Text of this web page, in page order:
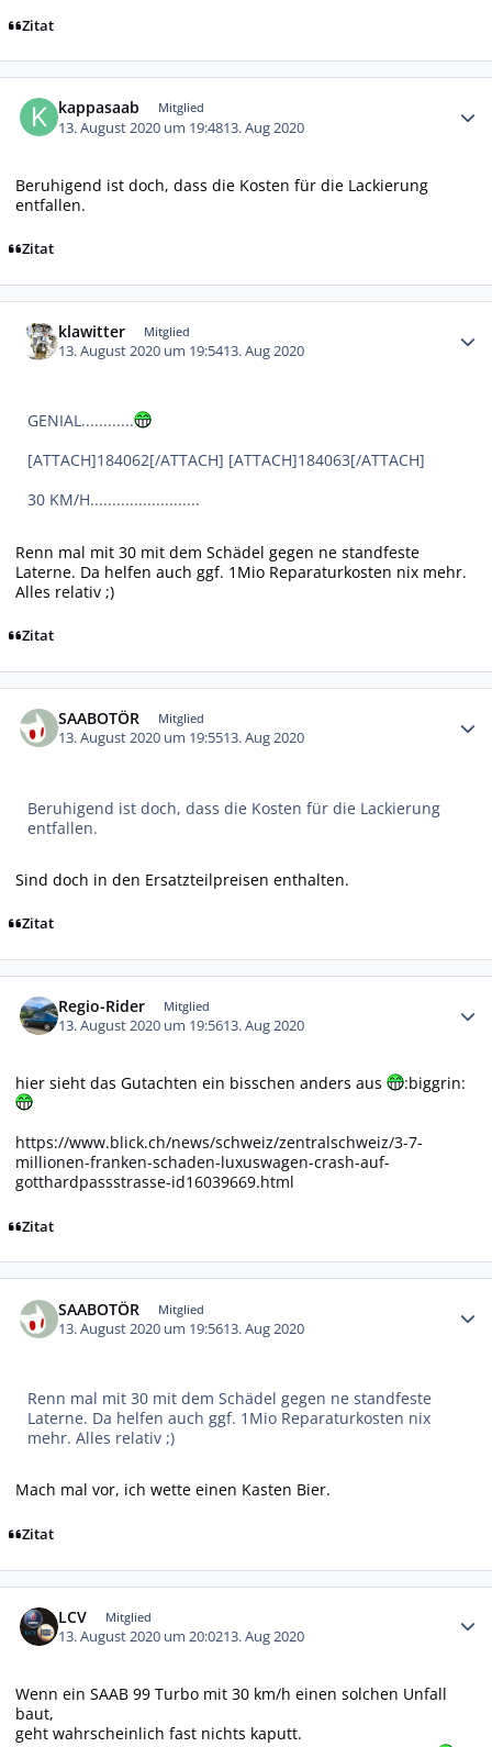
Zitat
kappasaab Mitglied
13. August 2020 um 19:4813. Aug 2020
Beruhigend ist doch, dass die Kosten für die Lackierung
entfallen.
Zitat
klawitter Mitglied
13. August 2020 um 19:5413. Aug 2020
GENIAL............
[ATTACH]184062[/ATTACH] [ATTACH]184063[/ATTACH]
30 KM/H.........................
Renn mal mit 30 mit dem Schädel gegen ne standfeste
Laterne. Da helfen auch ggf. 1Mio Reparaturkosten nix mehr.
Alles relativ ;)
Zitat
SAABOTÖR Mitglied
13. August 2020 um 19:5513. Aug 2020
Beruhigend ist doch, dass die Kosten für die Lackierung
entfallen.
Sind doch in den Ersatzteilpreisen enthalten.
Zitat
Regio-Rider Mitglied
13. August 2020 um 19:5613. Aug 2020
hier sieht das Gutachten ein bisschen anders aus :biggrin:
https://www.blick.ch/news/schweiz/zentralschweiz/3-7-
millionen-franken-schaden-luxuswagen-crash-auf-
gotthardpassstrasse-id16039669.html
Zitat
SAABOTÖR Mitglied
13. August 2020 um 19:5613. Aug 2020
Renn mal mit 30 mit dem Schädel gegen ne standfeste
Laterne. Da helfen auch ggf. 1Mio Reparaturkosten nix
mehr. Alles relativ ;)
Mach mal vor, ich wette einen Kasten Bier.
Zitat
LCV Mitglied
13. August 2020 um 20:0213. Aug 2020
Wenn ein SAAB 99 Turbo mit 30 km/h einen solchen Unfall
baut,
geht wahrscheinlich fast nichts kaputt.